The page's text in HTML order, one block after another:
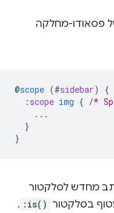
פסאודו-מחלקה
@scope (#sidebar)
{
: scope img { /*
...
}
}
מחדש לסלקטור
בסלקטור :is()
.